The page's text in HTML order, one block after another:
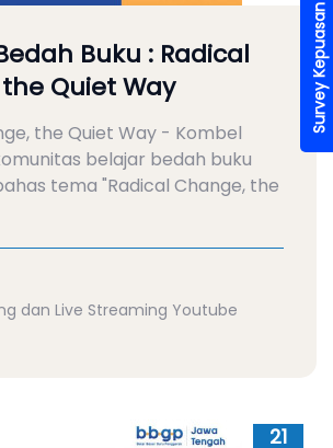
Buku : Radical
Quiet Way
the Quiet Way - Kombel
belajar bedah buku
tema "Radical Change, the
dan Live Streaming Youtube
21
Survey Kepuasan